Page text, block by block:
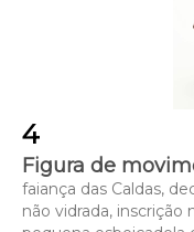
4
Figura de
faiança das Caldas,
não vidrada, inscrição